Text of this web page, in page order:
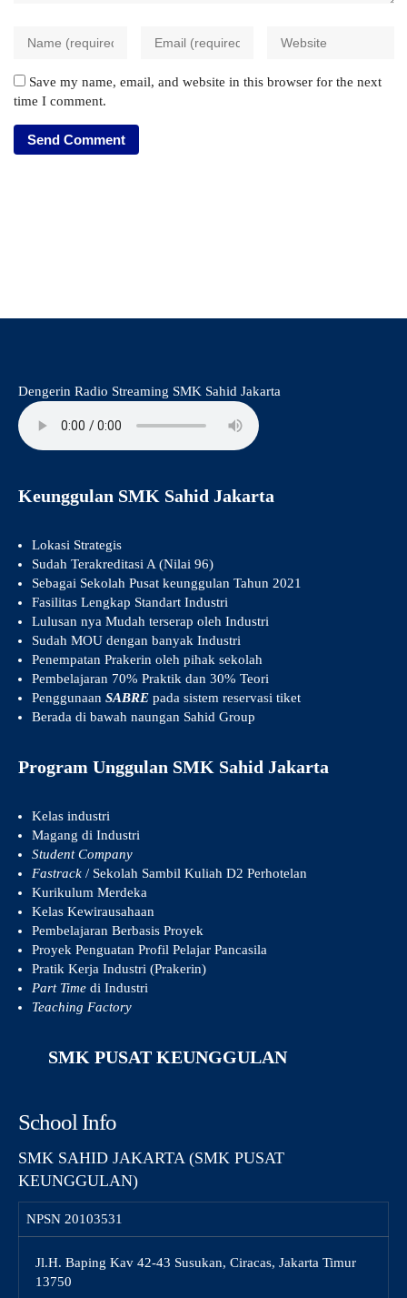
Save my name, email, and website in this browser for the next
time I comment.
Dengerin Radio Streaming SMK Sahid Jakarta
Keunggulan SMK Sahid Jakarta
Lokasi Strategis
Sudah Terakreditasi A (Nilai 96)
Sebagai Sekolah Pusat keunggulan Tahun 2021
Fasilitas Lengkap Standart Industri
Lulusan nya Mudah terserap oleh Industri
Sudah MOU dengan banyak Industri
Penempatan Prakerin oleh pihak sekolah
Pembelajaran 70% Praktik dan 30% Teori
Penggunaan SABRE pada sistem reservasi tiket
Berada di bawah naungan Sahid Group
Program Unggulan SMK Sahid Jakarta
Kelas industri
Magang di Industri
Student Company
Fastrack / Sekolah Sambil Kuliah D2 Perhotelan
Kurikulum Merdeka
Kelas Kewirausahaan
Pembelajaran Berbasis Proyek
Proyek Penguatan Profil Pelajar Pancasila
Pratik Kerja Industri (Prakerin)
Part Time di Industri
Teaching Factory
SMK PUSAT KEUNGGULAN
School Info
SMK SAHID JAKARTA (SMK PUSAT
KEUNGGULAN)
NPSN 20103531
Jl.H. Baping Kav 42-43 Susukan, Ciracas, Jakarta Timur
13750